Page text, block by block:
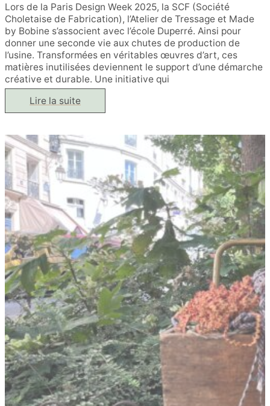
Lors de la Paris Design Week 2025, la SCF (Société
Choletaise de Fabrication), l’Atelier de Tressage et Made
by Bobine s’associent avec l’école Duperré. Ainsi pour
donner une seconde vie aux chutes de production de
l’usine. Transformées en véritables œuvres d’art, ces
matières inutilisées deviennent le support d’une démarche
créative et durable. Une initiative qui
Quand
le
tressage
la
créativité
étudiante
:
une
collaboration
durable
Lire la suite